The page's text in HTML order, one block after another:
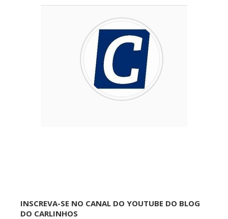
INSCREVA-SE NO CANAL DO YOUTUBE DO BLOG
DO CARLINHOS